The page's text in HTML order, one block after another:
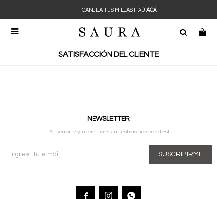

CANJEÁ TUS MILLAS ITAÚACÁ
SATISFACCIÓN DEL CLIENTE
NEWSLETTER
¡Suscribite y recibí todas nuestras novedades!
SUSCRIBIRME
  